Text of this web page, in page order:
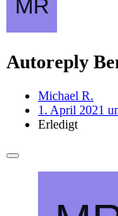
Autoreply
Michael R.
1. April 2021
Erledigt